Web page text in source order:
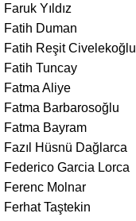
Faruk Yıldız
Fatih Duman
Fatih Reşit Civelekoğlu
Fatih Tuncay
Fatma Aliye
Fatma Barbarosoğlu
Fatma Bayram
Fazıl Hüsnü Dağlarca
Federico Garcia Lorca
Ferenc Molnar
Ferhat Taştekin